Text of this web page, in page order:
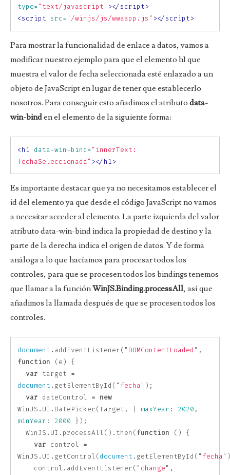
type="text/javascript" ></script>
<script src="/winjs/js/wwaapp.js" ></script>
Para mostrar la funcionalidad de enlace a datos, vamos a
modificar nuestro ejemplo para que el elemento h1 que
muestra el valor de fecha seleccionada esté enlazado a un
objeto de JavaScript en lugar de tener que establecerlo
nosotros. Para conseguir esto añadimos el atributo data-
win-binden el elemento de la siguiente forma:
<h1 data-win-bind="innerText:
fechaSeleccionada" ></h1>
Es importante destacar que ya no necesitamos establecer el
id del elemento ya que desde el código JavaScript no vamos
a necesitar acceder al elemento. La parte izquierda del valor
atributo data-win-bind indica la propiedad de destino y la
parte de la derecha indica el origen de datos. Y de forma
análoga a lo que hacíamos para procesar todos los
controles, para que se procesen todos los bindings tenemos
que llamar a la funciónWinJS.Binding.processAll, así que
añadimos la llamada después de que se procesen todos los
controles.
document . addEventListener ( " DOMContentLoaded " ,
function
(e)
{
var target =
document . getElementById ( " fecha" );
var dateControl = new
WinJS . UI . DatePicker (target , { maxYear : 2020 ,
minYear : 2000
});
WinJS . UI . processAll(). then (function ()
{
var control =
WinJS . UI . getControl(document . getElementById ( " fecha"
control . addEventListener ( " change" ,